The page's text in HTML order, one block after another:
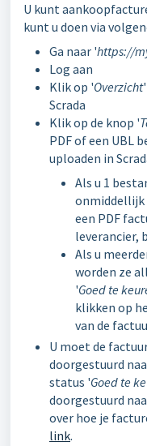
U kunt
kunt u doen via
Ga naar 'https://
Log aan
Klik op 'Overzicht
Scrada
Klik op de knop '
PDF of een UBL
uploaden in
Als u 1
onmiddellijk
een PDF
leverancier,
Als u
worden ze
'Goed te
klikken op
van de
U moet de
doorgestuurd
status 'Goed te
doorgestuurd
over hoe je
link.